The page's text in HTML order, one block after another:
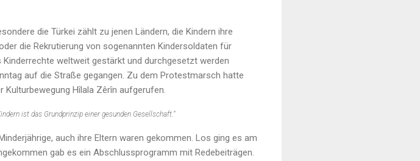
die Türkei zählt zu jenen Ländern, die Kindern ihre
die Rekrutierung von sogenannten Kindersoldaten für
weltweit gestärkt und durchgesetzt werden
auf die Straße gegangen. Zu dem Protestmarsch hatte
Hîlala Zêrîn aufgerufen.
ist das Grundprinzip einer gesunden Gesellschaft.“
auch ihre Eltern waren gekommen. Los ging es am
gab es ein Abschlussprogramm mit Redebeiträgen.